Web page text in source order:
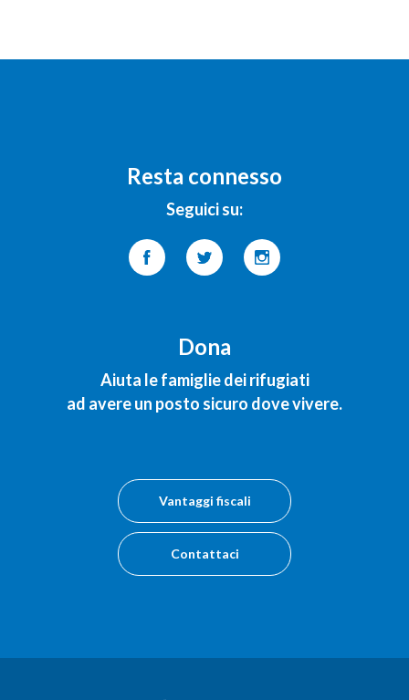
Resta connesso
Seguici su:
Dona
Aiuta le famiglie dei rifugiati
ad avere un posto sicuro dove vivere.
Vantaggi fiscali
Contattaci